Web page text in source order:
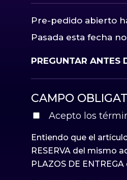
Pre-pedido abierto
Pasada esta fecha
PREGUNTAR ANTES
CAMPO
Acepto los
Entiendo que el
RESERVA del mismo
PLAZOS DE